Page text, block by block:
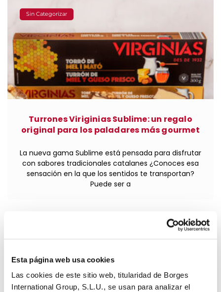
Esta página web usa cookies
Las cookies de este sitio web, titularidad de Borges
International Group, S.L.U., se usan para analizar el
Sin Categorizar
Turrones Viriginias Sublime: un regalo
original para los paladares más gourmet
La nueva gama Sublime está pensada para disfrutar
con sabores tradicionales catalanes ¿Conoces esa
sensación en la que los sentidos te transportan?
Puede ser a